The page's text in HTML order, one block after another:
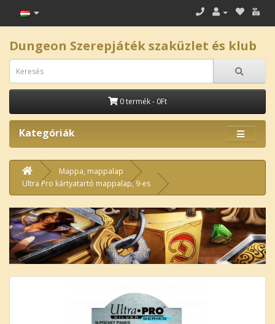
Dungeon Szerepjáték szaküzlet és klub
0 termék - 0Ft
Kategóriák
Mappa, mappalap
Ultra Pro kártyatartó mappalap, 9-es